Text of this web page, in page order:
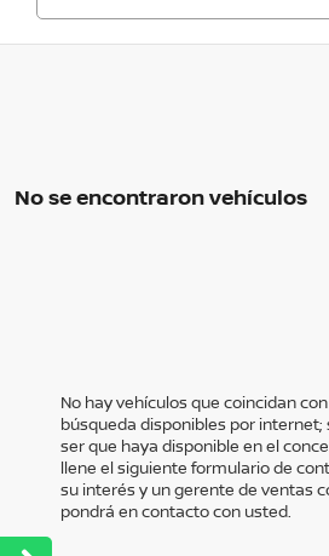
No se encontraron vehículos
No hay vehículos que coincidan
búsqueda disponibles por internet;
ser que haya disponible en el
llene el siguiente formulario de
su interés y un gerente de ventas
pondrá en contacto con usted.